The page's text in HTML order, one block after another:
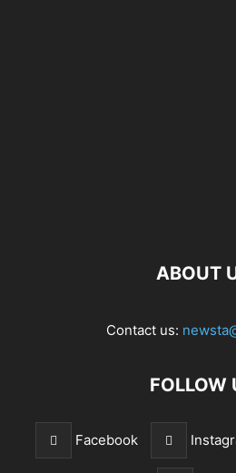
ABOUT
Contact us:
FOLLOW
Facebook